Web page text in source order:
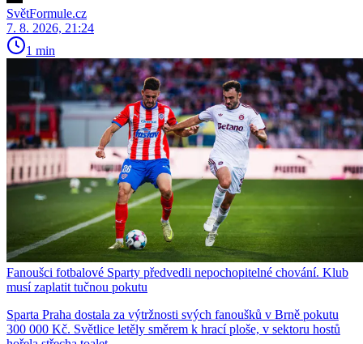
SvětFormule.cz
7. 8. 2026, 21:24
1 min
Fanoušci fotbalové Sparty předvedli nepochopitelné chování. Klub
musí zaplatit tučnou pokutu
Sparta Praha dostala za výtržnosti svých fanoušků v Brně pokutu
300 000 Kč. Světlice letěly směrem k hrací ploše, v sektoru hostů